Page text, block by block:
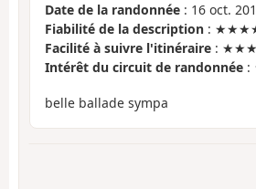
Date de la randonnée : 16 oct.
Fiabilité de la description :
Facilité à suivre l'itinéraire :
Intérêt du circuit de randonnée :
belle ballade sympa